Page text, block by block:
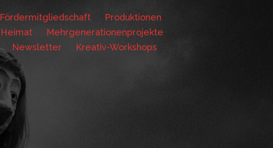
Fördermitgliedschaft
Produktionen
Heimat
Mehrgenerationenprojekte
Newsletter
Kreativ-Workshops